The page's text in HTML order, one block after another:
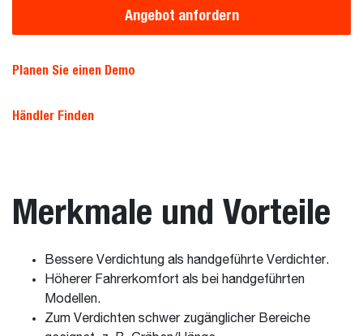
Angebot anfordern
Planen Sie einen Demo
Händler Finden
Merkmale und Vorteile
Bessere Verdichtung als handgeführte Verdichter.
Höherer Fahrerkomfort als bei handgeführten
Modellen.
Zum Verdichten schwer zugänglicher Bereiche